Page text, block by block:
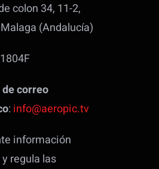
colon 34, 11-2,
(Andalucía)
correo
: info@aeropic.tv
información
regula las